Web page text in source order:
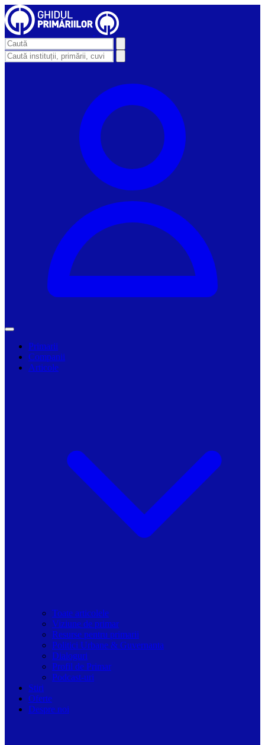
Primarii
Companii
Articole
Toate articolele
Viziune de primar
Resurse pentru primarii
Politici Urbane & Guvernanta
Dialoguri
Profil de Primar
Podcast-uri
Stiri
Oferte
Despre noi